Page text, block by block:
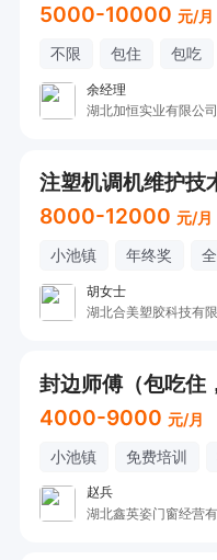
5000-10000 元/月
不限 包住 包吃
余经理
湖北加恒实业有限公司
注塑机调机维护技
8000-12000 元/月
小池镇 年终奖
胡女士
湖北合美塑胶科技有
封边师傅（包吃住
4000-9000 元/月
小池镇 免费培训
赵兵
湖北鑫英姿门窗经营